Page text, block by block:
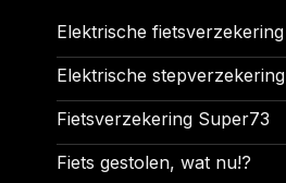
Elektrische fietsverzekering
Elektrische stepverzekering
Fietsverzekering Super73
Fiets gestolen, wat nu!?